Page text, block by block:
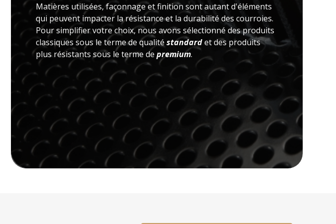
Matières utilisées, façonnage et finition sont autant d'éléments
qui peuvent impacter la résistance et la durabilité des courroies.
Pour simplifier votre choix, nous avons sélectionné des produits
classiques sous le terme de qualité standardet des produits
plus résistants sous le terme de premium.